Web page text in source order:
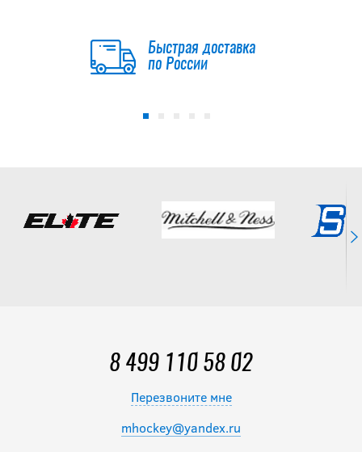
Быстрая доставка
по России
8 499 110 58 02
Перезвоните мне
mhockey@yandex.ru